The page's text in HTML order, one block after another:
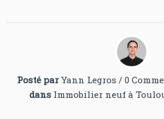
Posté par Yann Legros / 0
dans Immobilier neuf à